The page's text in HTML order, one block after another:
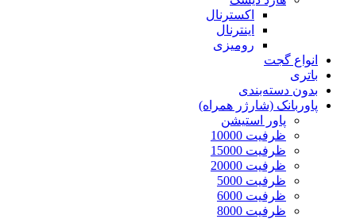
اکسترنال
اینترنال
رومیزی
انواع گجت
باتری
بدون دسته‌بندی
پاوربانک (شارژر همراه)
پاور استیشن
ظرفیت 10000
ظرفیت 15000
ظرفیت 20000
ظرفیت 5000
ظرفیت 6000
ظرفیت 8000